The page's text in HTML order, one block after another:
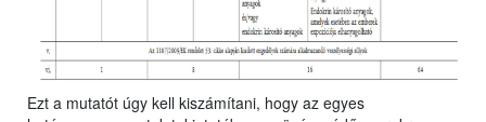
Ezt a mutatót úgy kell kiszámítani, hogy az egyes